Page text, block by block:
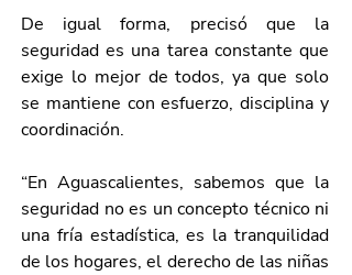
De igual forma, precisó que la
seguridad es una tarea constante que
exige lo mejor de todos, ya que solo
se mantiene con esfuerzo, disciplina y
coordinación.
“En Aguascalientes, sabemos que la
seguridad no es un concepto técnico ni
una fría estadística, es la tranquilidad
de los hogares, el derecho de las niñas